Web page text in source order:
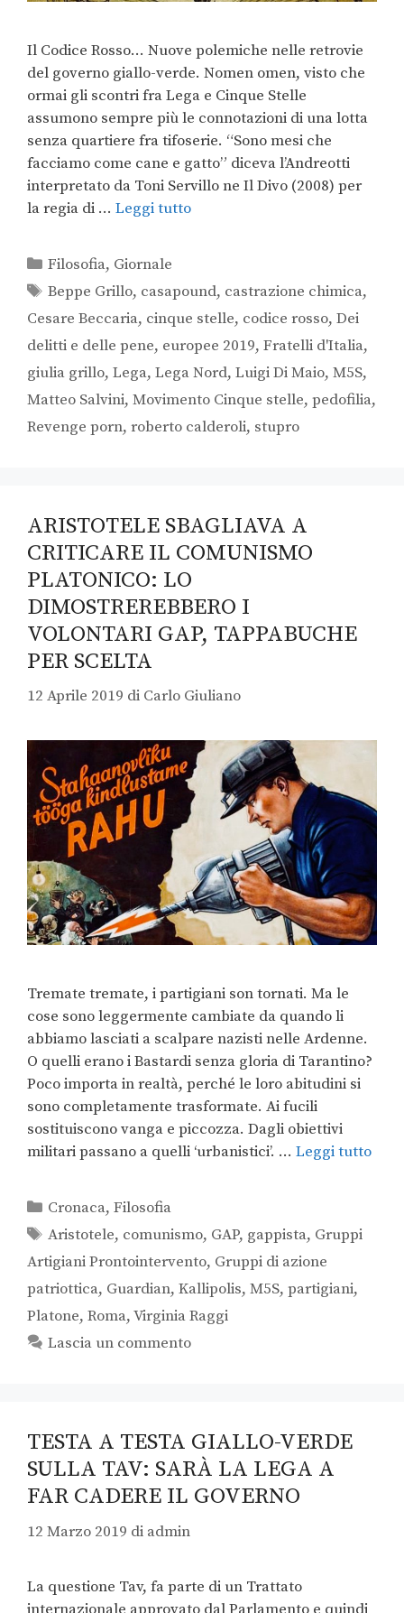
Il Codice Rosso… Nuove polemiche nelle retrovie
del governo giallo-verde. Nomen omen, visto che
ormai gli scontri fra Lega e Cinque Stelle
assumono sempre più le connotazioni di una lotta
senza quartiere fra tifoserie. “Sono mesi che
facciamo come cane e gatto” diceva l’Andreotti
interpretato da Toni Servillo ne Il Divo (2008) per
la regia di … Leggi tutto
Filosofia, Giornale
Beppe Grillo, casapound, castrazione chimica,
Cesare Beccaria, cinque stelle, codice rosso, Dei
delitti e delle pene, europee 2019, Fratelli d'Italia,
giulia grillo, Lega, Lega Nord, Luigi Di Maio, M5S,
Matteo Salvini, Movimento Cinque stelle, pedofilia,
Revenge porn, roberto calderoli, stupro
ARISTOTELE SBAGLIAVA A
CRITICARE IL COMUNISMO
PLATONICO: LO
DIMOSTREREBBERO I
VOLONTARI GAP, TAPPABUCHE
PER SCELTA
12 Aprile 2019 di Carlo Giuliano
Tremate tremate, i partigiani son tornati. Ma le
cose sono leggermente cambiate da quando li
abbiamo lasciati a scalpare nazisti nelle Ardenne.
O quelli erano i Bastardi senza gloria di Tarantino?
Poco importa in realtà, perché le loro abitudini si
sono completamente trasformate. Ai fucili
sostituiscono vanga e piccozza. Dagli obiettivi
militari passano a quelli ‘urbanistici’. … Leggi tutto
Cronaca,Filosofia
Aristotele, comunismo, GAP, gappista, Gruppi
Artigiani Prontointervento, Gruppi di azione
patriottica, Guardian, Kallipolis, M5S, partigiani,
Platone, Roma,Virginia Raggi
Lascia un commento
TESTA A TESTA GIALLO-VERDE
SULLA TAV: SARÀ LA LEGA A
FAR CADERE IL GOVERNO
12 Marzo 2019 di admin
La questione Tav, fa parte di un Trattato